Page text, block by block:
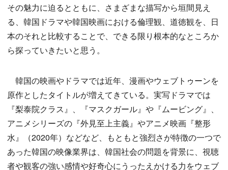
その魅力に迫るとともに、さまざまな描写から垣間見え
る、韓国ドラマや韓国映画における倫理観、道徳観を、日
本のそれと比較することで、できる限り根本的なところか
ら探っていきたいと思う。
韓国の映画やドラマでは近年、漫画やウェブトゥーンを
原作としたタイトルが増えてきている。実写ドラマでは
『梨泰院クラス』、『マスクガール』や『ムービング』、
アニメシリーズの『外見至上主義』やアニメ映画『整形
水』（2020年）などなど、もともと強烈さが特徴の一つで
あった韓国の映像業界は、韓国社会の問題を背景に、視聴
者や観客の強い感情や好奇心にうったえかける力をウェブ